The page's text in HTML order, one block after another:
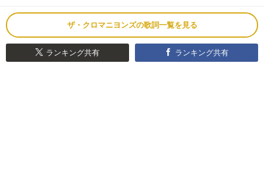
ザ・クロマニヨンズの歌詞一覧を見る
ランキング共有 ランキング共有